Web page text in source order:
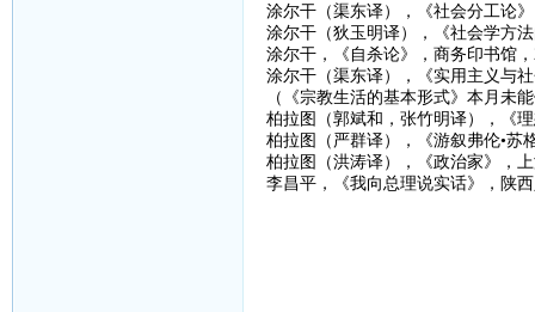
涂尔干（渠东译），《社会分工论
涂尔干（狄玉明译），《社会学方
涂尔干，《自杀论》，商务印书馆
涂尔干（渠东译），《实用主义与
（《宗教生活的基本形式》本月未
柏拉图（郭斌和，张竹明译），《
柏拉图（严群译），《游叙弗伦•苏
柏拉图（洪涛译），《政治家》，
李昌平，《我向总理说实话》，陕